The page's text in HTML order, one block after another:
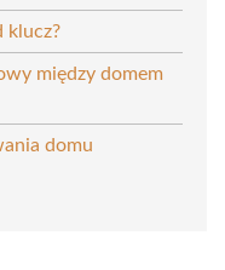
klucz?
między domem
domu